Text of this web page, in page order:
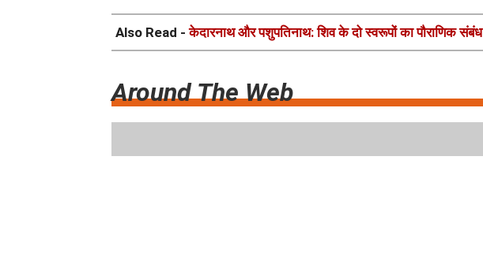
Also Read -केदारनाथ और पशुपतिनाथ: शिव के दो स्वरूपों का पौराणिक संबंध
Around The Web